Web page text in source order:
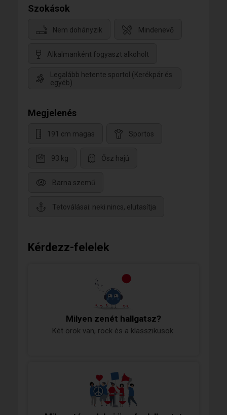
Szokások
Nem dohányzik Mindenevő
Alkalmanként fogyaszt alkoholt
Legalább hetente sportol (Kerékpár és
egyéb)
Megjelenés
191 cm magas Sportos
93 kg Ősz hajú
Barna szemű
Tetoválásai: neki nincs, elutasítja
Kérdezz-felelek
Milyen zenét hallgatsz?
Két örök van, rock és a klasszikusok.